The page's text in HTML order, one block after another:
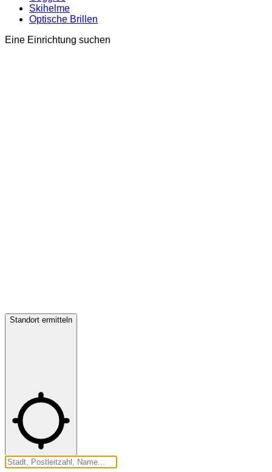
Skihelme
Optische Brillen
Eine Einrichtung suchen
Standort ermitteln